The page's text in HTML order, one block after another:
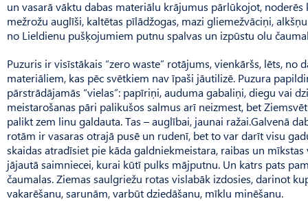
un vasarā vāktu dabas materiālu krājumus pārlūkojot, noderēs
mežrožu auglīši, kaltētas pīlādžogas, mazi gliemežvāciņi,
no Lieldienu pušķojumiem putnu spalvas un izpūstu olu
Puzuris ir visīstākais “zero waste” rotājums, vienkāršs, lēts, no
materiāliem, kas pēc svētkiem nav īpaši jāutilizē. Puzura
pārstrādājamās “vielas”: papīriņi, auduma gabaliņi, diegu vai
meistarošanas pāri palikušos salmus arī neizmest, bet
palikt zem linu galdauta. Tas – auglībai, jaunai ražai.Galvenā
rotām ir vasaras otrajā pusē un rudenī, bet to var darīt visu
skaidas atradīsiet pie kāda galdniekmeistara, raibas un
jājautā saimniecei, kurai kūtī pulks mājputnu. Un katrs pats
čaumalas. Ziemas saulgriežu rotas vislabāk izdosies, darinot
vakarēšanu, sarunām, varbūt dziedāšanu, mīklu minēšanu.